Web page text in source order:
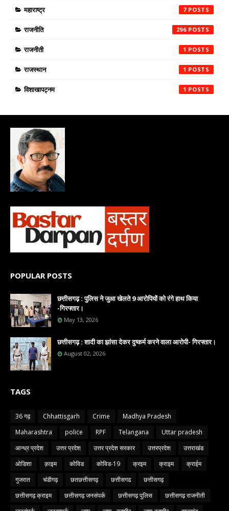
महाराष्ट्र 7
राजनीति 296
राजनीती 1
राजस्थान 1
विशाखापट्नम 1
POPULAR POSTS
छत्तीसगढ़ : पुलिस ने जुआ खेलते 9 आरोपियों को रंगे हाथ किया
-गिरफ्तार।
May 13, 2026
छत्तीसगढ़ : शादी का झांसा देकर दुष्कर्म करने वाला आरोपी- गिरफ्तार।
August 02, 2026
TAGS
36 गढ़ Chhattisgarh Crime
Madhya Pradesh
Maharashtra
police RPF Telangana
Uttar pradesh
आन्ध्र प्रदेश
उत्तर प्रदेश उत्तर प्रदेश सरकार उत्तरप्रदेश
उत्तराखंड
ओडिशा
क़ाइम कोविड कोविड-19 क्रइम क्राइम
क्राईम
गुजरात
चंडीगढ़ छतछत्तीसगढ़ छत्तीसगढ
छत्तीसगढ़
छत्तीसगढ़ क्राइम
छत्तीसगढ़ जनसंपर्क छत्तीसगढ़ पुलिस
छत्तीसगढ़ राजनीती